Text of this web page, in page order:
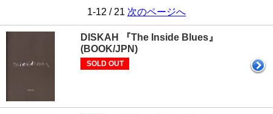
1-12 / 21 次のページへ
DISKAH 『The Inside Blues』
(BOOK/JPN)
SOLD OUT